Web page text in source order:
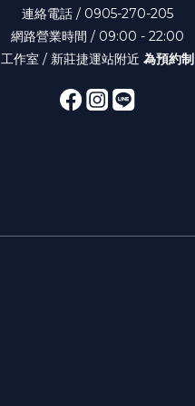
連絡電話 / 0905-270-205
網路營業時間 / 09:00 - 22:00
工作室 / 新莊捷運站附近 為預約制